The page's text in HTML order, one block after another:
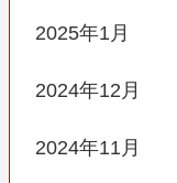
2025年1月
2024年12月
2024年11月